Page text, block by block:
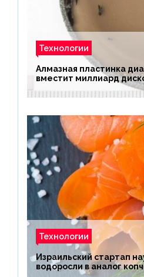
Технологии
Алмазная пластинка
вместит миллиард
Технологии
Израильский стартап
водоросли в аналог